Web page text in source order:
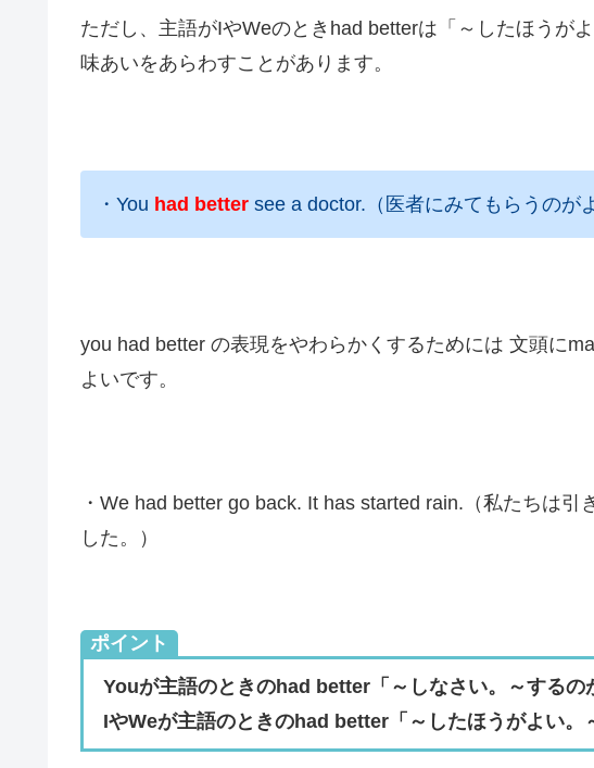
ただし、主語がIやWeのときhad betterは「～したほうが
味あいをあらわすことがあります。
・You had better see a doctor.（医者にみてもらうのが
you had better の表現をやわらかくするためには 文頭に
よいです。
・We had better go back. It has started rain.（私たちは引
した。）
ポイント
Youが主語のときのhad better「～しなさい。～するの
IやWeが主語のときのhad better「～したほうがよい。